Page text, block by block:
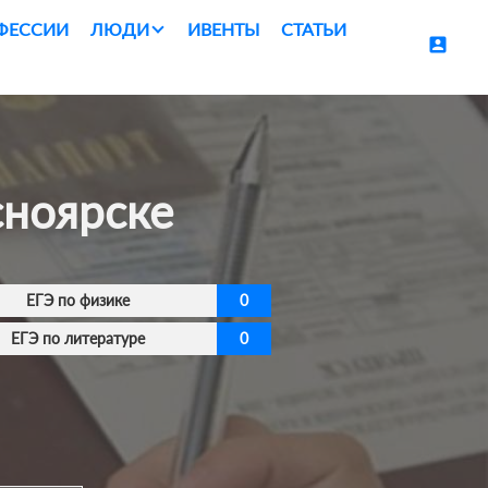
ЛЮДИ ИВЕНТЫ
СТАТЬИ
account_box
ЕГЭ по физике 0
ЕГЭ по литературе 0